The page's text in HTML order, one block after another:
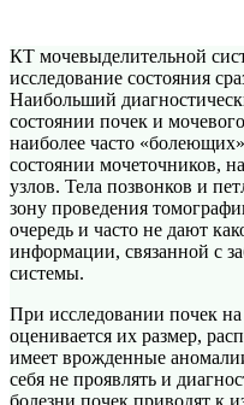
КТ мочевыделительной
исследование состояния
Наибольший
состоянии почек и
наиболее часто
состоянии мочеточников,
узлов. Тела позвонков и
зону проведения
очередь и часто не дают
информации, связанной с
системы.
При исследовании почек
оценивается их размер,
имеет врожденные
себя не проявлять и
болезни почек приводят к